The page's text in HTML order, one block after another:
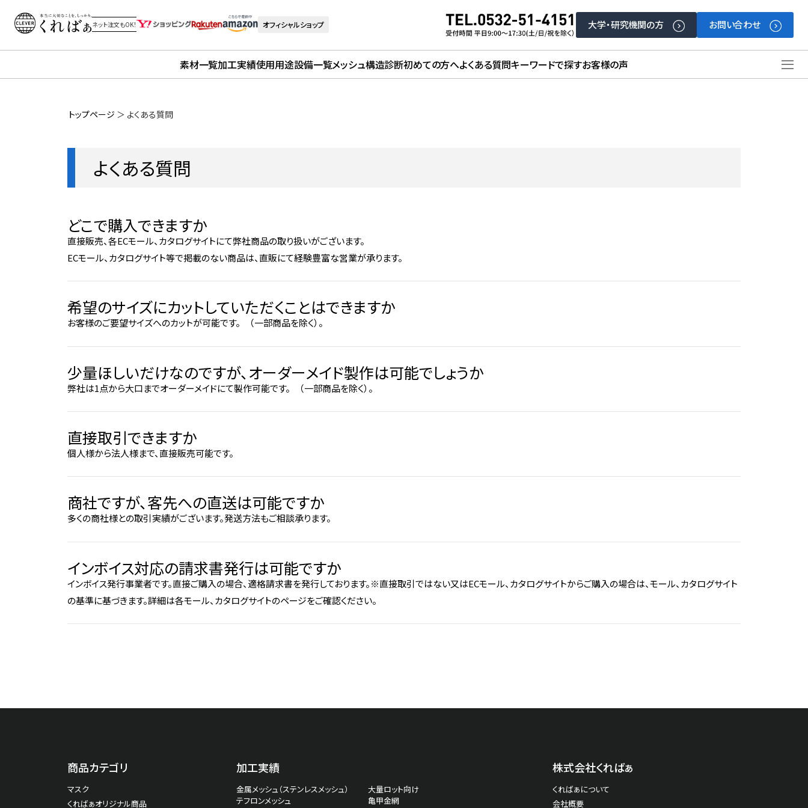
ネット注文もOK！ オフィシャルショップ 大学・研究機関の方 お問い合わせ
素材一覧加工実績使用用途設備一覧メッシュ構造診断初めての方へよくある質問キーワードで探すお客様の声
よくある質問
トップページ ＞ よくある質問
どこで購入できますか
直接販売、各ECモール、カタログサイトにて弊社商品の取り扱いがございます。
ECモール、カタログサイト等で掲載のない商品は、直販にて経験豊富な営業が承ります。
希望のサイズにカットしていただくことはできますか
お客様のご要望サイズへのカットが可能です。 （一部商品を除く）。
少量ほしいだけなのですが、オーダーメイド製作は可能でしょうか
弊社は1点から大口までオーダーメイドにて製作可能です。 （一部商品を除く）。
直接取引できますか
個人様から法人様まで、直接販売可能です。
商社ですが、客先への直送は可能ですか
多くの商社様との取引実績がございます。発送方法もご相談承ります。
インボイス対応の請求書発行は可能ですか
インボイス発行事業者です。直接ご購入の場合、適格請求書を発行しております。※直接取引ではない又はECモール、カタログサイトからご購入の場合は、モール、カタログサイト
の基準に基づきます。詳細は各モール、カタログサイトのページをご確認ください。
商品カテゴリ
マスク
くればぁオリジナル商品
加工実績
金属メッシュ（ステンレスメッシュ）
テフロンメッシュ
大量ロット向け
亀甲金網
株式会社くればぁ
くればぁについて
会社概要